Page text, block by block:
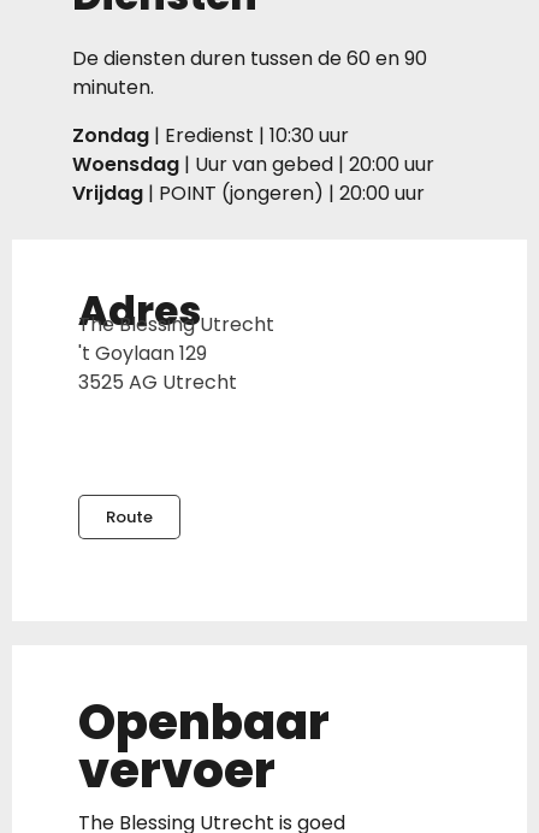
De diensten duren tussen de 60 en 90
minuten.
Zondag | Eredienst | 10:30 uur
Woensdag | Uur van gebed | 20:00 uur
Vrijdag | POINT (jongeren) | 20:00 uur
Adres
The Blessing Utrecht
't Goylaan 129
3525 AG Utrecht
Route
Openbaar
vervoer
The Blessing Utrecht is goed